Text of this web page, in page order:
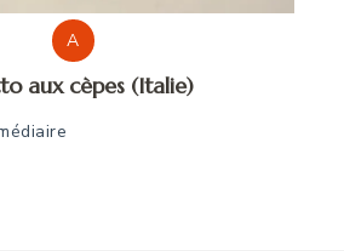
A
aux cèpes (Italie)